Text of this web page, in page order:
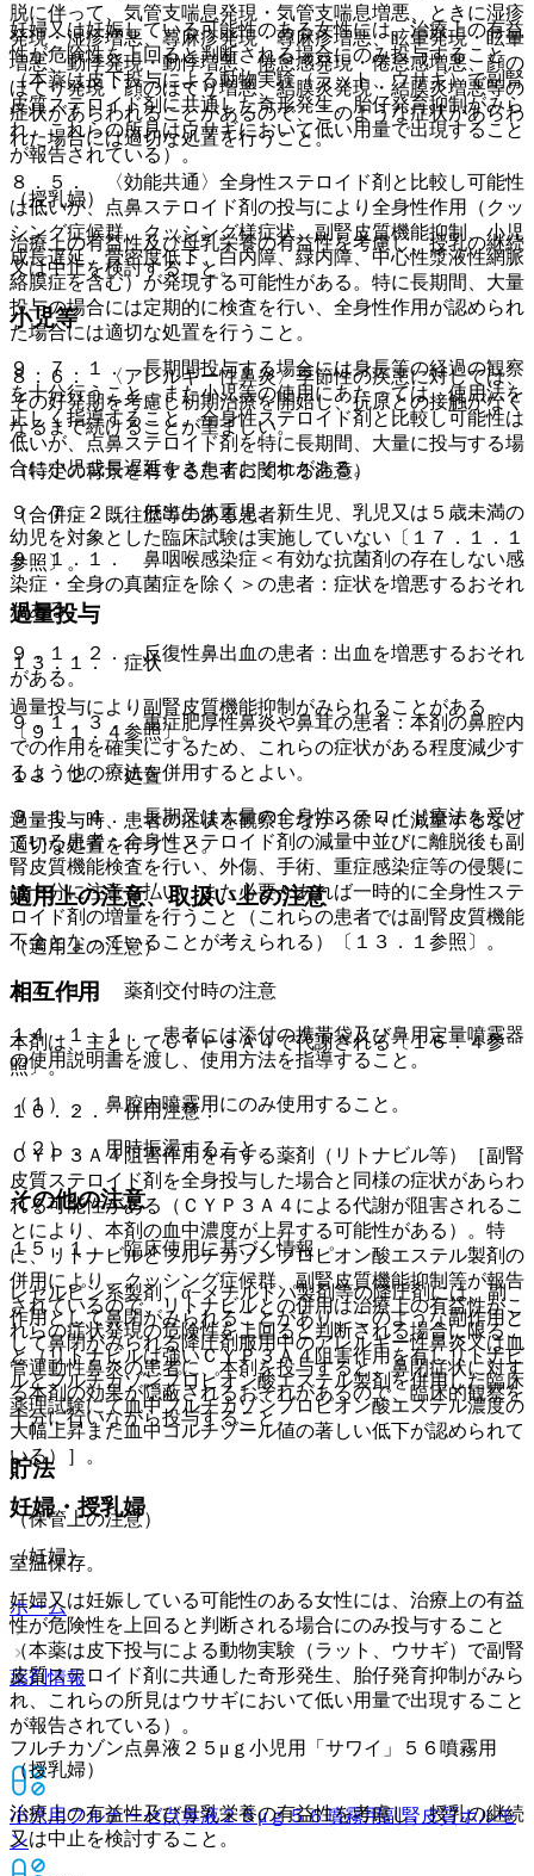
妊婦又は妊娠している可能性のある女性には、治療上の有益
性が危険性を上回ると判断される場合にのみ投与すること
（本薬は皮下投与による動物実験（ラット、ウサギ）で副腎
皮質ステロイド剤に共通した奇形発生、胎仔発育抑制がみら
れ、これらの所見はウサギにおいて低い用量で出現すること
が報告されている）。
（授乳婦）
治療上の有益性及び母乳栄養の有益性を考慮し、授乳の継続
又は中止を検討すること。
小児等
９．７．１． 長期間投与する場合には身長等の経過の観察
を十分行うこと。また小児等の使用にあたっては、使用法を
正しく指導すること。全身性ステロイド剤と比較し可能性は
低いが、点鼻ステロイド剤を特に長期間、大量に投与する場
合に小児成長遅延をきたすおそれがある。
９．７．２． 低出生体重児、新生児、乳児又は５歳未満の
幼児を対象とした臨床試験は実施していない〔１７．１．１
参照〕。
過量投与
１３．１． 症状
過量投与により副腎皮質機能抑制がみられることがある
〔９．１．４参照〕。
１３．２． 処置
過量投与時、患者の症状を観察しながら徐々に減量するなど
適切な処置を行うこと。
適用上の注意、取扱い上の注意
（適用上の注意）
１４．１． 薬剤交付時の注意
１４．１．１． 患者には添付の携帯袋及び鼻用定量噴霧器
の使用説明書を渡し、使用方法を指導すること。
（１）． 鼻腔内噴霧用にのみ使用すること。
（２）． 用時振盪すること。
その他の注意
１５．１． 臨床使用に基づく情報
レセルピン系製剤、α−メチルドパ製剤等の降圧剤には、副
作用として鼻閉がみられることがあり、このような副作用と
して鼻閉がみられる降圧剤服用中のアレルギー性鼻炎又は血
管運動性鼻炎の患者に、本剤を投与すると、鼻閉症状に対す
る本剤の効果が隠蔽されるおそれがあるので、臨床的観察を
十分に行いながら投与すること。
貯法
（保管上の注意）
室温保存。
ホーム
薬剤情報
フルチカゾン点鼻液２５μｇ小児用「サワイ」５６噴霧用
小児用フルナーゼ点鼻液２５μｇ５６噴霧用副腎皮質ホルモ
ン
脱に伴って、気管支喘息発現・気管支喘息増悪、ときに湿疹
発現・湿疹増悪、蕁麻疹発現・蕁麻疹増悪、眩暈発現・眩暈
増悪、動悸発現・動悸増悪、倦怠感発現・倦怠感増悪、顔の
ほてり発現・顔のほてり増悪、結膜炎発現・結膜炎増悪等の
症状があらわれることがあるので、このような症状があらわ
れた場合には適切な処置を行うこと。
８．５． 〈効能共通〉全身性ステロイド剤と比較し可能性
は低いが、点鼻ステロイド剤の投与により全身性作用（クッ
シング症候群、クッシング様症状、副腎皮質機能抑制、小児
成長遅延、骨密度低下、白内障、緑内障、中心性漿液性網脈
絡膜症を含む）が発現する可能性がある。特に長期間、大量
投与の場合には定期的に検査を行い、全身性作用が認められ
た場合には適切な処置を行うこと。
８．６． 〈アレルギー性鼻炎〉季節性の疾患に対しては、
その好発期を考慮し初期治療を開始し、抗原との接触がなく
なるまで続けることが望ましい。
（特定の背景を有する患者に関する注意）
（合併症・既往歴等のある患者）
９．１．１． 鼻咽喉感染症＜有効な抗菌剤の存在しない感
染症・全身の真菌症を除く＞の患者：症状を増悪するおそれ
がある。
９．１．２． 反復性鼻出血の患者：出血を増悪するおそれ
がある。
９．１．３． 重症肥厚性鼻炎や鼻茸の患者：本剤の鼻腔内
での作用を確実にするため、これらの症状がある程度減少す
るよう他の療法を併用するとよい。
９．１．４． 長期又は大量の全身性ステロイド療法を受け
ている患者：全身性ステロイド剤の減量中並びに離脱後も副
腎皮質機能検査を行い、外傷、手術、重症感染症等の侵襲に
は十分に注意を払い、また必要があれば一時的に全身性ステ
ロイド剤の増量を行うこと（これらの患者では副腎皮質機能
不全となっていることが考えられる）〔１３．１参照〕。
相互作用
本剤は、主としてＣＹＰ３Ａ４で代謝される〔１６．４参
照〕。
１０．２． 併用注意：
ＣＹＰ３Ａ４阻害作用を有する薬剤（リトナビル等）［副腎
皮質ステロイド剤を全身投与した場合と同様の症状があらわ
れる可能性がある（ＣＹＰ３Ａ４による代謝が阻害されるこ
とにより、本剤の血中濃度が上昇する可能性がある）。特
に、リトナビルとフルチカゾンプロピオン酸エステル製剤の
併用により、クッシング症候群、副腎皮質機能抑制等が報告
されているので、リトナビルとの併用は治療上の有益性がこ
れらの症状発現の危険性を上回ると判断される場合に限るこ
と（リトナビルは強いＣＹＰ３Ａ４阻害作用を有しリトナビ
ルとフルチカゾンプロピオン酸エステル製剤を併用した臨床
薬理試験にて血中フルチカゾンプロピオン酸エステル濃度の
大幅上昇また血中コルチゾール値の著しい低下が認められて
いる）］。
妊婦・授乳婦
（妊婦）
妊婦又は妊娠している可能性のある女性には、治療上の有益
性が危険性を上回ると判断される場合にのみ投与すること
（本薬は皮下投与による動物実験（ラット、ウサギ）で副腎
皮質ステロイド剤に共通した奇形発生、胎仔発育抑制がみら
れ、これらの所見はウサギにおいて低い用量で出現すること
が報告されている）。
（授乳婦）
治療上の有益性及び母乳栄養の有益性を考慮し、授乳の継続
又は中止を検討すること。